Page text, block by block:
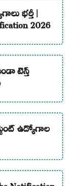
భర్తీ |
2026
టెన్త్
ఉద్యోగాల